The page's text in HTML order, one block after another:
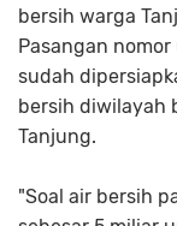
bersih warga
Pasangan
sudah
bersih diwilayah
Tanjung.
"Soal air bersih